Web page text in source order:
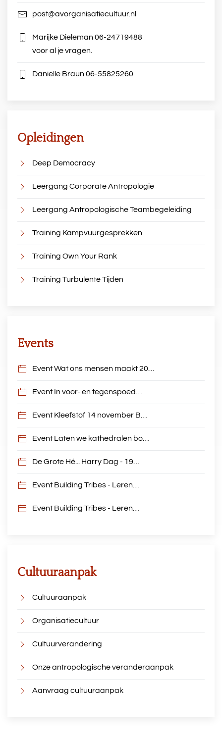
post@avorganisatiecultuur.nl
Marijke Dieleman06-24719488
voor al je vragen.
Danielle Braun06-55825260
Opleidingen
Deep Democracy
Leergang Corporate Antropologie
Leergang Antropologische Teambegeleiding
Training Kampvuurgesprekken
Training Own Your Rank
Training Turbulente Tijden
Events
Event Wat ons mensen maakt 20…
Event In voor- en tegenspoed…
Event Kleefstof 14 november B…
Event Laten we kathedralen bo…
De Grote Hé... Harry Dag - 19…
Event Building Tribes - Leren…
Event Building Tribes - Leren…
Cultuuraanpak
Cultuuraanpak
Organisatiecultuur
Cultuurverandering
Onze antropologische veranderaanpak
Aanvraag cultuuraanpak